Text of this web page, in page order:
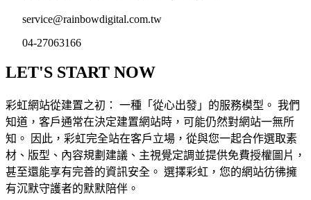
service@rainbowdigital.com.tw
04-27063166
LET'S START NOW
彩虹網站從建置之初： 一種「從心出發」的服務模型。 我們
知道，客戶通常在決定建置網站時，可能仍然對網站一無所
知。 因此，彩虹完全站在客戶立場，從與您一起合作選取素
材、版型、內容規劃建議、主視覺定調並提供免費授權圖片，
甚至還能享有完善的資訊安全。 選擇彩虹，您的網站彷彿擁
有沉默守護者的默默陪伴。